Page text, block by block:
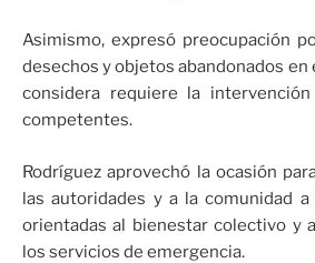
Asimismo, expresó preocupación
desechos y objetos abandonados en
considera requiere la
competentes.
Rodríguez aprovechó la ocasión
las autoridades y a la comunidad
orientadas al bienestar colectivo y
los servicios de emergencia.